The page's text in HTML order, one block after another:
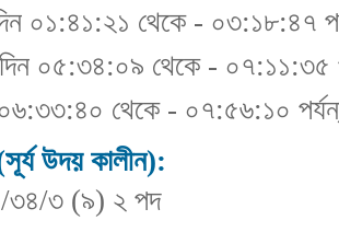
০১:৪১:২১ থেকে - ০৩:১৮:৪৭
০৫:৩৪:০৯ থেকে - ০৭:১১:৩৫
থেকে - ০৭:৫৬:১০
উদয় কালীন):
৩৪/৩ (৯) ২ পদ